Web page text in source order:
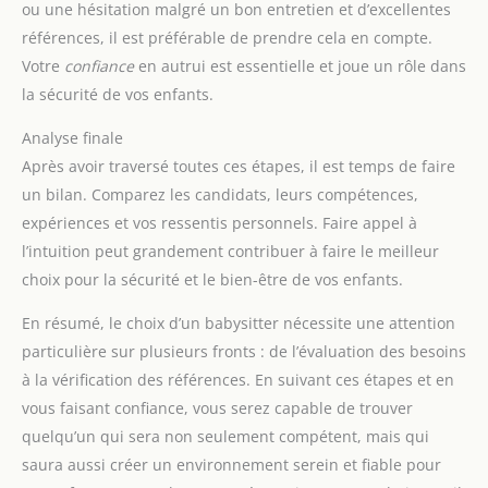
pas d'un appareil GPS en
temps réel. Fonctionnement :
lorsque vous perdez un objet,
celui-ci émet un signal
appareil à proximité faisant
anonyme et vous transmettre
sa position. La position n'est
mise à jour que lorsqu'un
autre appareil du réseau passe
à proximité de l'objet perdu.
Cela signifie que la position est
non en temps réel sur une
carte. Idéal pour les clés, les
sacs et les bagages, mais pas
animaux domestiques ou les
valeur, ATUVOS Tag peut être utilisé avec vos clés,
portefeuilles, bagages, valises, sacs, etc. Utilisez l'application
Apple Localiser pour les trouver.
ou une hésitation malgré un bon entretien et d’excellentes
références, il est préférable de prendre cela en compte.
Votre confianceen autrui est essentielle et joue un rôle dans
la sécurité de vos enfants.
Analyse finale
Après avoir traversé toutes ces étapes, il est temps de faire
un bilan. Comparez les candidats, leurs compétences,
expériences et vos ressentis personnels. Faire appel à
l’intuition peut grandement contribuer à faire le meilleur
choix pour la sécurité et le bien-être de vos enfants.
En résumé, le choix d’un babysitter nécessite une attention
particulière sur plusieurs fronts : de l’évaluation des besoins
à la vérification des références. En suivant ces étapes et en
vous faisant confiance, vous serez capable de trouver
quelqu’un qui sera non seulement compétent, mais qui
saura aussi créer un environnement serein et fiable pour